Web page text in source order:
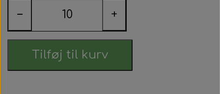
− +
Tilføj til kurv